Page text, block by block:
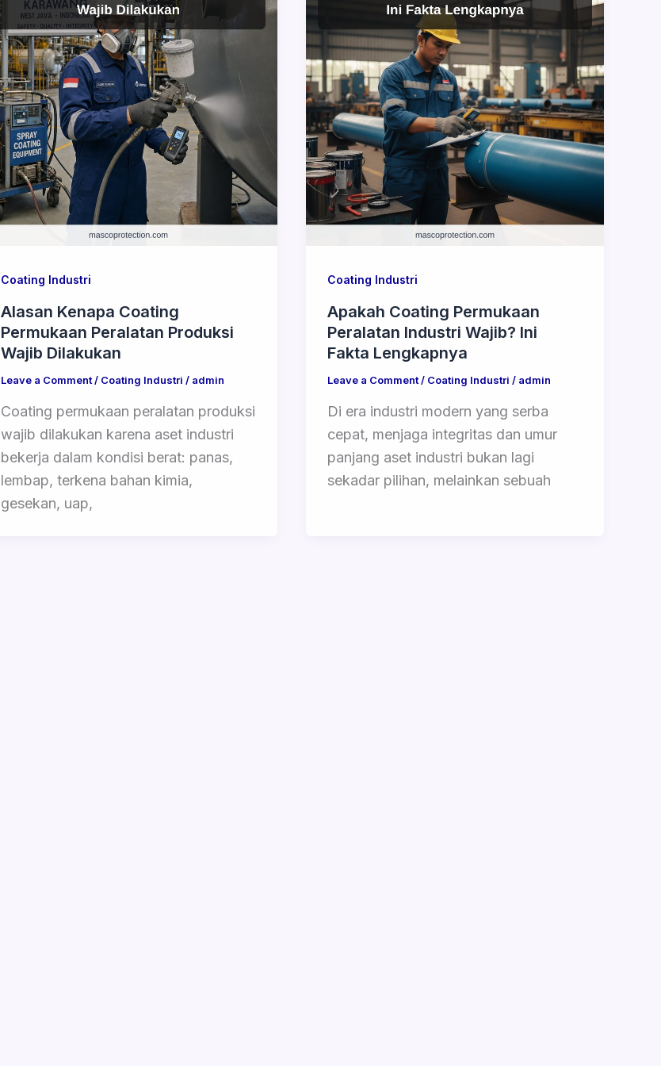
Coating Industri
Alasan Kenapa Coating
Permukaan Peralatan Produksi
Wajib Dilakukan
Leave a Comment/ Coating Industri / admin
Coating permukaan peralatan produksi
wajib dilakukan karena aset industri
bekerja dalam kondisi berat: panas,
lembap, terkena bahan kimia,
gesekan, uap,
Coating Industri
Apakah Coating Permukaan
Peralatan Industri Wajib? Ini
Fakta Lengkapnya
Leave a Comment/ Coating Industri / admin
Di era industri modern yang serba
cepat, menjaga integritas dan umur
panjang aset industri bukan lagi
sekadar pilihan, melainkan sebuah